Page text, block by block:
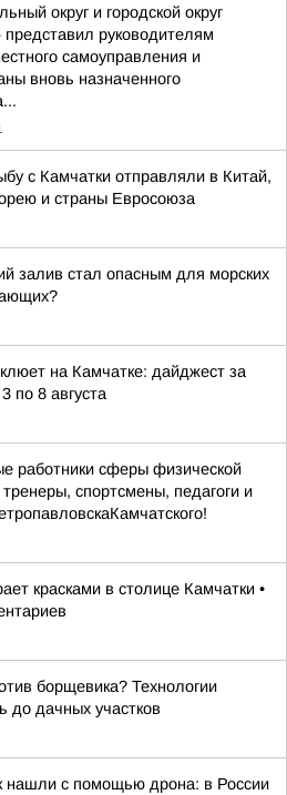
округ и городской округ
руководителям
самоуправления и
вновь назначенного
с Камчатки отправляли в Китай,
и страны Евросоюза
залив стал опасным для морских
на Камчатке: дайджест за
по 8 августа
работники сферы физической
тренеры, спортсмены, педагоги и
красками в столице Камчатки •
борщевика? Технологии
до дачных участков
нашли с помощью дрона: в России